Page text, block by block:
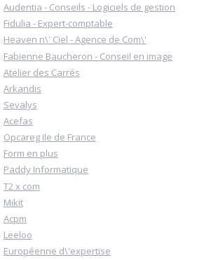
Audentia - Conseils - Logiciels de gestion
Fidulia - Expert-comptable
Heaven n\' Ciel - Agence de Com\'
Fabienne Baucheron - Conseil en image
Atelier des Carrés
Arkandis
Sevalys
Acefas
Opcareg Ile de France
Form en plus
Paddy Informatique
T2 x com
Mikit
Acpm
Leeloo
Européenne d\'expertise